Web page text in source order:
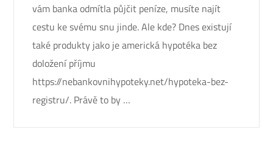
vám banka odmítla půjčit peníze, musíte najít
cestu ke svému snu jinde. Ale kde? Dnes existují
také produkty jako je americká hypotéka bez
doložení příjmu
https://nebankovnihypoteky.net/hypoteka-bez-
registru/. Právě to by …